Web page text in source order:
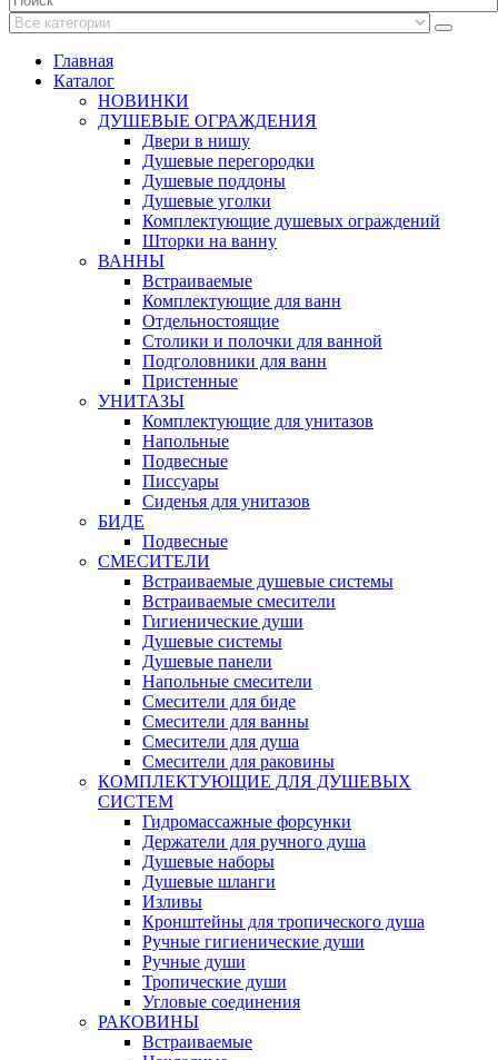
Главная
Каталог
НОВИНКИ
ДУШЕВЫЕ ОГРАЖДЕНИЯ
Двери в нишу
Душевые перегородки
Душевые поддоны
Душевые уголки
Комплектующие душевых ограждений
Шторки на ванну
ВАННЫ
Встраиваемые
Комплектующие для ванн
Отдельностоящие
Столики и полочки для ванной
Подголовники для ванн
Пристенные
УНИТАЗЫ
Комплектующие для унитазов
Напольные
Подвесные
Писсуары
Сиденья для унитазов
БИДЕ
Подвесные
СМЕСИТЕЛИ
Встраиваемые душевые системы
Встраиваемые смесители
Гигиенические души
Душевые системы
Душевые панели
Напольные смесители
Смесители для биде
Смесители для ванны
Смесители для душа
Смесители для раковины
КОМПЛЕКТУЮЩИЕ ДЛЯ ДУШЕВЫХ
СИСТЕМ
Гидромассажные форсунки
Держатели для ручного душа
Душевые наборы
Душевые шланги
Изливы
Кронштейны для тропического душа
Ручные гигиенические души
Ручные души
Тропические души
Угловые соединения
РАКОВИНЫ
Встраиваемые